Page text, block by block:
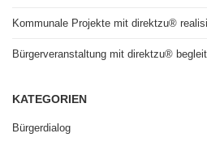
Kommunale Projekte mit direktzu®
Bürgerveranstaltung mit direktzu®
KATEGORIEN
Bürgerdialog